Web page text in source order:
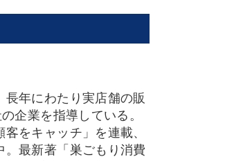
年にわたり実店舗の販
企業を指導している。
をキャッチ」を連載、
最新著「巣ごもり消費